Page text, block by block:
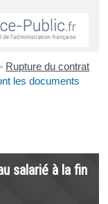
Rupture du contrat
les documents
salarié à la fin